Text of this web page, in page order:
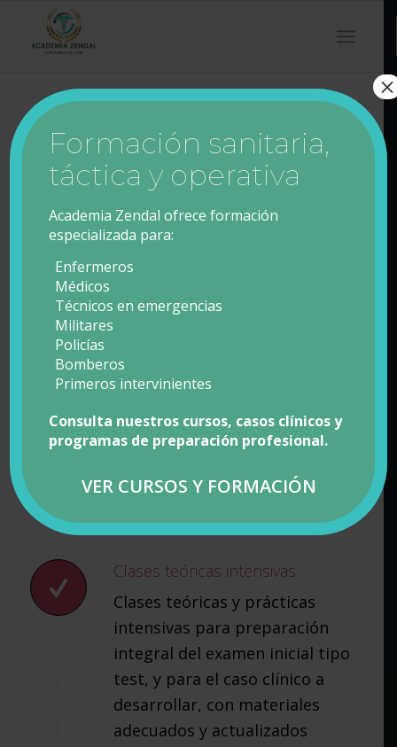
Modalidad Presencial
Presencial (Formato intensivo de dos
jornadas, Viernes y sábados, aumentando a
los domingos cuando se realicen los
simulacros).
Clases teóricas y prácticas
integral del examen inicial tipo
test, y para el caso clínico a
desarrollar, con materiales
Clases teóricas intensivas
Clases teóricas y prácticas
intensivas para preparación
integral del examen inicial tipo
test, y para el caso clínico a
desarrollar, con materiales
adecuados y actualizados
Formación sanitaria,
táctica y operativa
Academia Zendal ofrece formación
especializada para:
Enfermeros
Médicos
Técnicos en emergencias
Militares
Policías
Bomberos
Primeros intervinientes
Consulta nuestros cursos, casos clínicos y
programas de preparación profesional.
VER CURSOS Y FORMACIÓN
×